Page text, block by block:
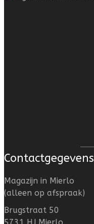
Contactgegevens
Magazijn in Mierlo
(alleen op afspraak)
Brugstraat 50